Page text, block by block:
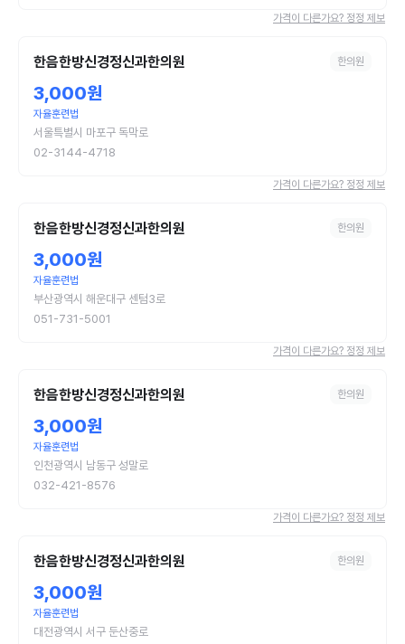
가격이 다른가요? 정정 제보
한음한방신경정신과한의원 한의원
3,000원
자율훈련법
서울특별시 마포구 독막로
02-3144-4718
가격이 다른가요? 정정 제보
한음한방신경정신과한의원 한의원
3,000원
자율훈련법
부산광역시 해운대구 센텀3로
051-731-5001
가격이 다른가요? 정정 제보
한음한방신경정신과한의원 한의원
3,000원
자율훈련법
인천광역시 남동구 성말로
032-421-8576
가격이 다른가요? 정정 제보
한음한방신경정신과한의원 한의원
3,000원
자율훈련법
대전광역시 서구 둔산중로